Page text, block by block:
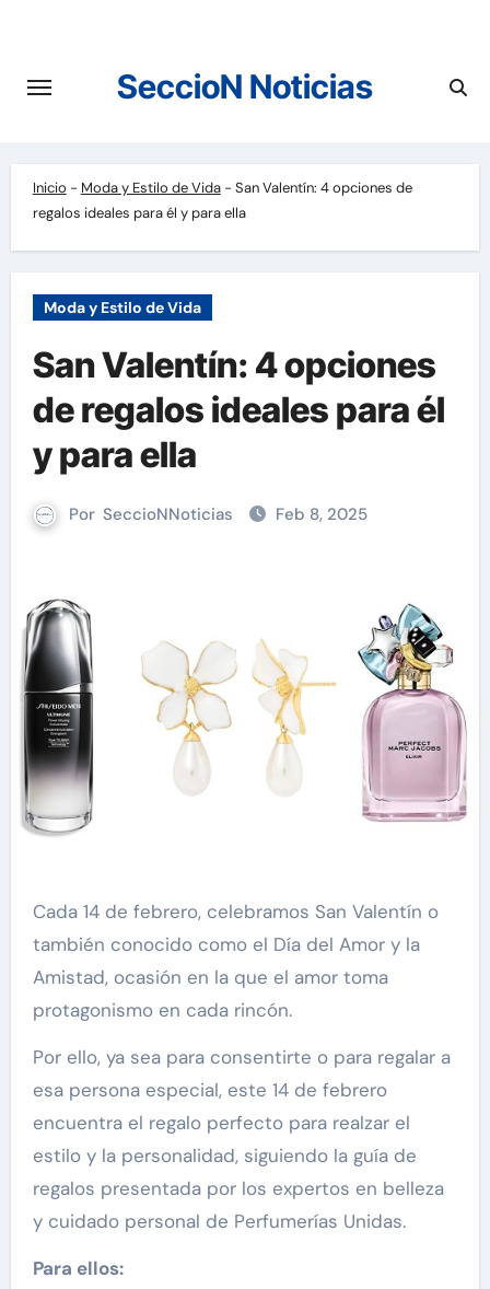
contenido
SeccioN Noticias
Inicio - Moda y Estilo de Vida- San Valentín: 4 opciones de
regalos ideales para él y para ella
Moda y Estilo de Vida
San Valentín: 4 opciones
de regalos ideales para él
y para ella
Por SeccioNNoticias Feb 8, 2025
Cada 14 de febrero, celebramos San Valentín o
también conocido como el Día del Amor y la
Amistad, ocasión en la que el amor toma
protagonismo en cada rincón.
Por ello, ya sea para consentirte o para regalar a
esa persona especial, este 14 de febrero
encuentra el regalo perfecto para realzar el
estilo y la personalidad, siguiendo la guía de
regalos presentada por los expertos en belleza
y cuidado personal de Perfumerías Unidas.
Para ellos: